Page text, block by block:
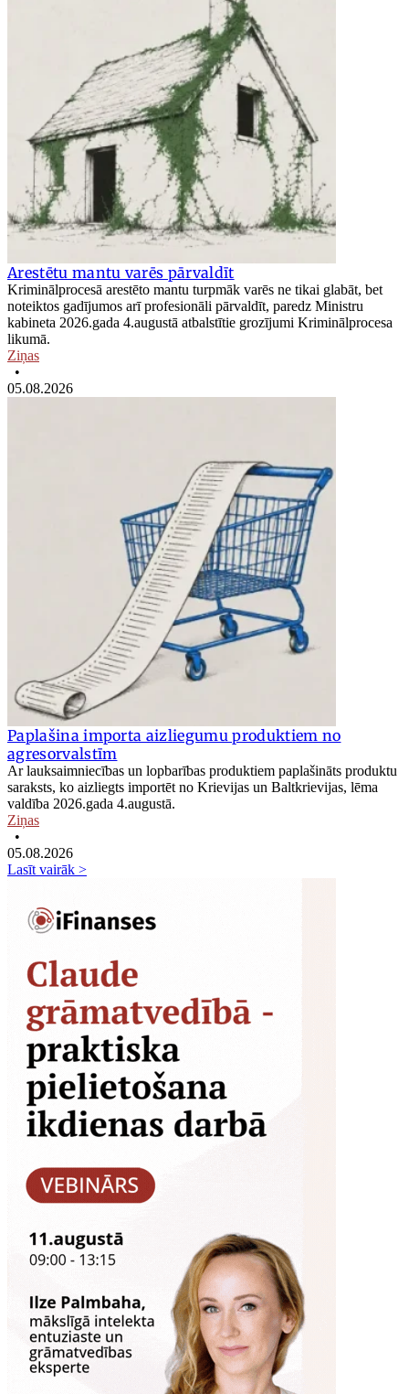
Arestētu mantu varēs pārvaldīt
Kriminālprocesā arestēto mantu turpmāk varēs ne tikai glabāt, bet
noteiktos gadījumos arī profesionāli pārvaldīt, paredz Ministru
kabineta 2026.gada 4.augustā atbalstītie grozījumi Kriminālprocesa
likumā.
Ziņas
•
05.08.2026
Paplašina importa aizliegumu produktiem no
agresorvalstīm
Ar lauksaimniecības un lopbarības produktiem paplašināts produktu
saraksts, ko aizliegts importēt no Krievijas un Baltkrievijas, lēma
valdība 2026.gada 4.augustā.
Ziņas
•
05.08.2026
Lasīt vairāk >